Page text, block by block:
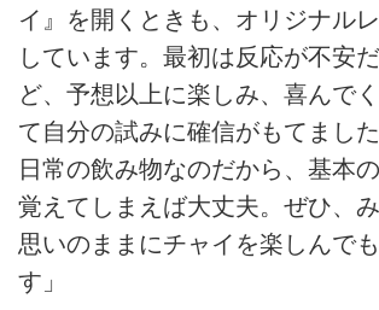
イ』を開くときも、オリジナル
しています。最初は反応が不安
ど、予想以上に楽しみ、喜んで
て自分の試みに確信がもてまし
日常の飲み物なのだから、基本
覚えてしまえば大丈夫。ぜひ、
思いのままにチャイを楽しんで
す」